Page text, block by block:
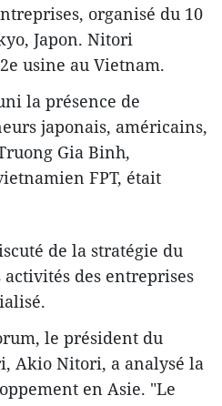
organisé du 10
Japon. Nitori
usine au Vietnam.
la présence de
japonais, américains,
Gia Binh,
FPT, était
de la stratégie du
des entreprises
le président du
Akio Nitori, a analysé la
en Asie. "Le